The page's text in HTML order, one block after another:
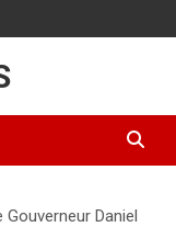
Daniel